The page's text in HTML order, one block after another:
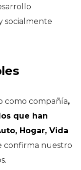
socialmente
como compañía,
que han
Hogar, Vida
confirma nuestro